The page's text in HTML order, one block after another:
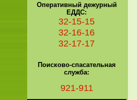
Оперативный дежурный
ЕДДС:
32-15-15
32-16-16
32-17-17
Поисково-спасательная
служба:
921-911